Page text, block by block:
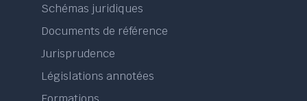
Schémas juridiques
Documents de référence
Jurisprudence
Législations annotées